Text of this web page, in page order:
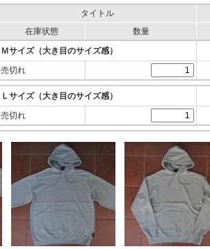
タイトル
在庫状態 数量
Ｍサイズ（大き目のサイズ感）
売切れ
Ｌサイズ（大き目のサイズ感）
売切れ